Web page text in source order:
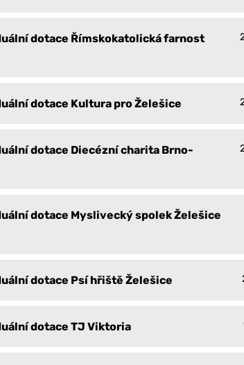
dotace Římskokatolická farnost
dotace Kultura pro Želešice
dotace Diecézní charita Brno-
dotace Myslivecký spolek Želešice
dotace Psí hřiště Želešice
dotace TJ Viktoria